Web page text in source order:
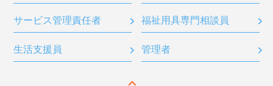
サービス管理責任者 福祉用具専門相談員
生活支援員 管理者